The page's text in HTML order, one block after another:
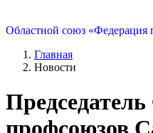
Областной союз «Федерация
Главная
Новости